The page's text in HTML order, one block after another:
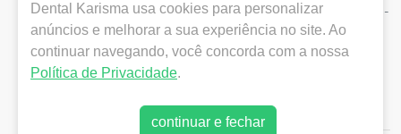
Privacidade e Segurança - Fotos meramente ilustrativas -
Os preços e condições da loja virtual estão sujeitos a
alterações. Em caso de divergência de preços no site, o
valor válido é o do Carrinho de Compra. Não vendemos
atender compras de grandes volumes pelo site.
Dental Karisma usa cookies para personalizar
anúncios e melhorar a sua experiência no site. Ao
continuar navegando, você concorda com a nossa
Política de Privacidade.
continuar e fechar